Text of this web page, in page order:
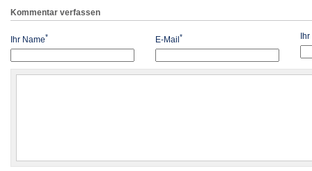
Kommentar verfassen
Ihr Name* E-Mail *